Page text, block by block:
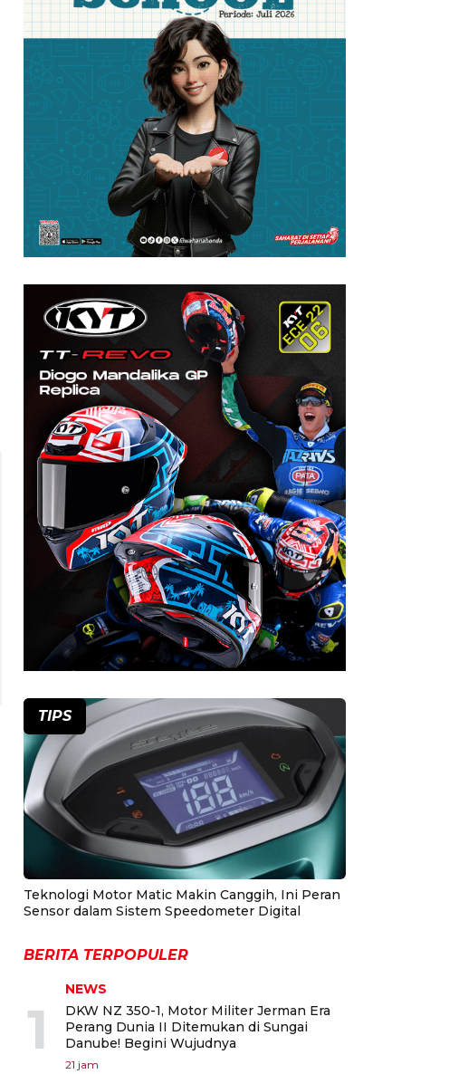
TIPS
Teknologi Motor Matic Makin Canggih, Ini Peran
Sensor dalam Sistem Speedometer Digital
BERITA TERPOPULER
1
NEWS
DKW NZ 350-1, Motor Militer Jerman Era
Perang Dunia II Ditemukan di Sungai
Danube! Begini Wujudnya
21 jam